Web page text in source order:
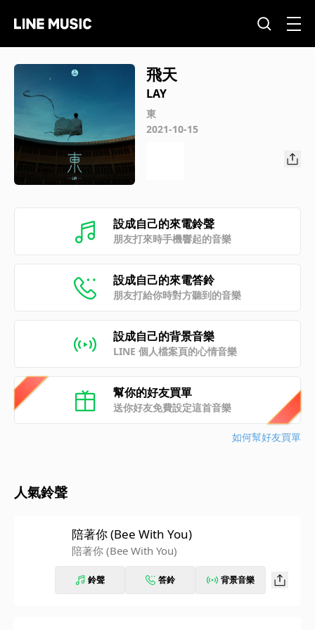
飛天
LAY
東
2021-10-15
設成自己的來電鈴聲
朋友打來時手機響起的音樂
設成自己的來電答鈴
朋友打給你時對方聽到的音樂
設成自己的背景音樂
LINE 個人檔案頁的心情音樂
幫你的好友買單
送你好友免費設定這首音樂
如何幫好友買單
人氣鈴聲
陪著你 (Bee With You)
陪著你 (Bee With You)
鈴聲 答鈴 背景音樂